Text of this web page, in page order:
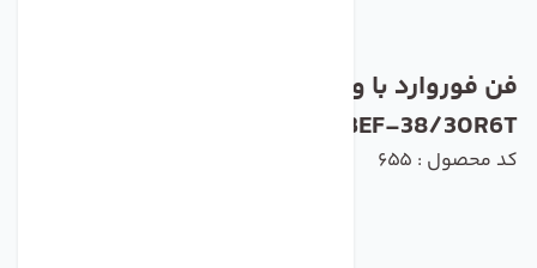
فن فوروارد با ورودی دو طرفه دمنده مدل
BEF-38/30R6T
کد محصول : 655